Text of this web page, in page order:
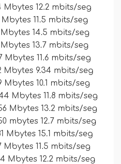
Mbytes 12.2 mbits/seg
Mbytes 11.5 mbits/seg
Mbytes 14.5 mbits/seg
Mbytes 13.7 mbits/seg
Mbytes 11.6 mbits/seg
Mbytes 9.34 mbits/seg
Mbytes 10.1 mbits/seg
Mbytes 11.8 mbits/seg
Mbytes 13.2 mbits/seg
mbytes 12.7 mbits/seg
Mbytes 15.1 mbits/seg
Mbytes 11.5 mbits/seg
Mbytes 12.2 mbits/seg